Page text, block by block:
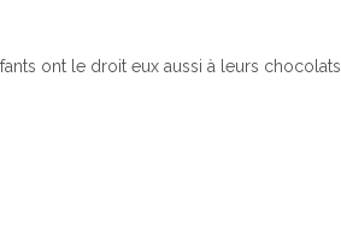
ont le droit eux aussi à leurs chocolats